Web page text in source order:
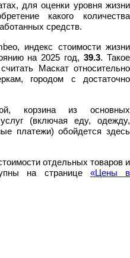
для оценки уровня жизни
какого количества
средств.
индекс стоимости жизни
на 2025 год,39.3. Такое
Маскат относительно
городом с достаточно
корзина из основных
(включая еду, одежду,
платежи) обойдется здесь
отдельных товаров и
на странице «Цены в